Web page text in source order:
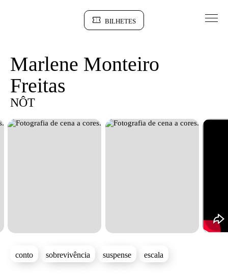
BILHETES
Marlene Monteiro
Freitas
NÔT
conto sobrevivência suspense escala